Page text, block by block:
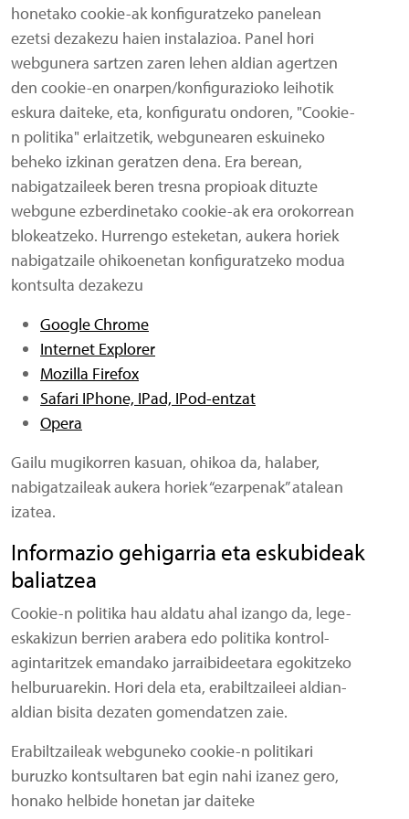
honetako cookie-ak konfiguratzeko panelean
ezetsi dezakezu haien instalazioa. Panel hori
webgunera sartzen zaren lehen aldian agertzen
den cookie-en onarpen/konfigurazioko leihotik
eskura daiteke, eta, konfiguratu ondoren, "Cookie-
n politika" erlaitzetik, webgunearen eskuineko
beheko izkinan geratzen dena. Era berean,
nabigatzaileek beren tresna propioak dituzte
webgune ezberdinetako cookie-ak era orokorrean
blokeatzeko. Hurrengo esteketan, aukera horiek
nabigatzaile ohikoenetan konfiguratzeko modua
kontsulta dezakezu
Google Chrome
Internet Explorer
Mozilla Firefox
Safari IPhone, IPad, IPod-entzat
Opera
Gailu mugikorren kasuan, ohikoa da, halaber,
nabigatzaileak aukera horiek “ezarpenak” atalean
izatea.
Informazio gehigarria eta eskubideak
baliatzea
Cookie-n politika hau aldatu ahal izango da, lege-
eskakizun berrien arabera edo politika kontrol-
agintaritzek emandako jarraibideetara egokitzeko
helburuarekin. Hori dela eta, erabiltzaileei aldian-
aldian bisita dezaten gomendatzen zaie.
Erabiltzaileak webguneko cookie-n politikari
buruzko kontsultaren bat egin nahi izanez gero,
honako helbide honetan jar daiteke